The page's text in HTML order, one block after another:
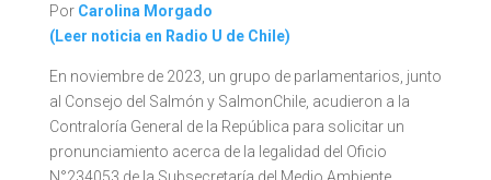
Por Carolina Morgado
(Leer noticia en Radio U de Chile)
En noviembre de 2023, un grupo de parlamentarios, junto
al Consejo del Salmón y SalmonChile, acudieron a la
Contraloría General de la República para solicitar un
pronunciamiento acerca de la legalidad del Oficio
N°234053 de la Subsecretaría del Medio Ambiente,